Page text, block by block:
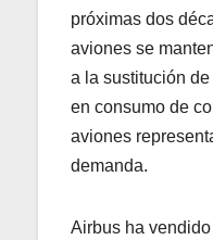
próximas dos
aviones se
a la sustitución
en consumo de
aviones
demanda.
Airbus ha